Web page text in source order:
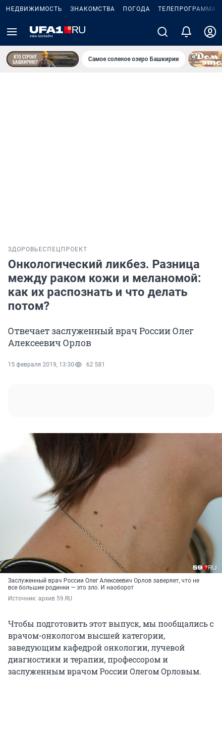
НЕДВИЖИМОСТЬ ЗНАКОМСТВА ПОГОДА ТЕЛЕПРОГРАММА
Самое соленое озеро Башкирии
ЗДОРОВЬЕСПЕЦПРОЕКТ
Онкологический ликбез. Разница
между раком кожи и меланомой:
как их распознать и что делать
потом?
Отвечает заслуженный врач России Олег
Алексеевич Орлов
15 февраля 2019, 13:30 62 581
Заслуженный врач России Олег Алексеевич Орлов заверяет, что не
все большие родинки — это зло. И наоборот
Источник: архив 59.RU
Чтобы подготовить этот выпуск, мы пообщались с
врачом-онкологом высшей категории,
заведующим кафедрой онкологии, лучевой
диагностики и терапии, профессором и
заслуженным врачом России Олегом Орловым.